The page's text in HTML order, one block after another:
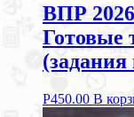
ВПР 2026
Готовые
Р450.00 В